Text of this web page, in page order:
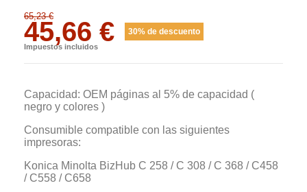
65,23 €
45,66 € 30% de descuento
Impuestos incluidos
Capacidad: OEM páginas al 5% de capacidad (
negro y colores )
Consumible compatible con las siguientes
impresoras:
Konica Minolta BizHub C 258 / C 308 / C 368 / C458
/ C558 / C658